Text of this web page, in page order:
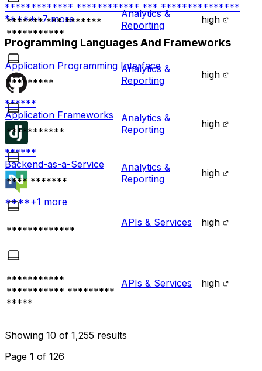
************* ************ *** ***************
*****+7more
Programming Languages And Frameworks
Application Programming Interface
******
Application Frameworks
******
Backend-as-a-Service
****+1 more
******* *** *******
***********
Analytics &
Reporting
high
*********
Analytics &
Reporting
high
***********
Analytics &
Reporting
high
**** *******
Analytics &
Reporting
high
*************
APIs & Services high
***********
*********** *********
*****
APIs & Services high
Showing 10 of 1,255 results
Page 1 of 126